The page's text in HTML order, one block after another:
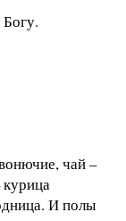
чай –
И полы